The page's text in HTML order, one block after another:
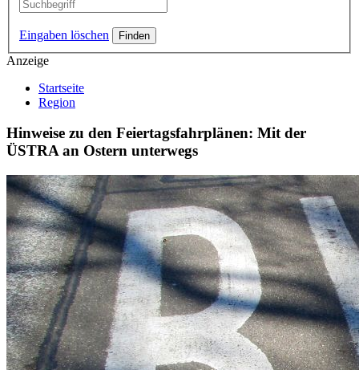
Eingaben löschen
Anzeige
Startseite
Region
Hinweise zu den Feiertagsfahrplänen: Mit der
ÜSTRA an Ostern unterwegs